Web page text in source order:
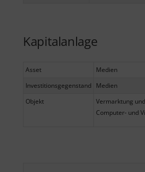
Kapitalanlage
Asset
Medien
Investitionsgegenstand
Medien
Objekt
Vermarktung
Computer- und